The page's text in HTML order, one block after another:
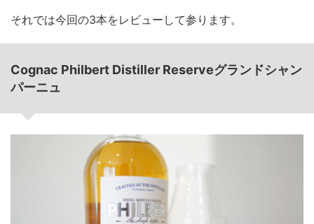
それでは今回の3本をレビューして参ります。
Cognac Philbert Distiller Reserveグランドシャン
パーニュ